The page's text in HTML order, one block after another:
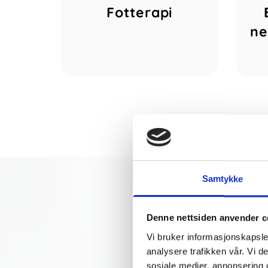
Samtykke
Denne nettsiden anvender
Vi bruker
analysere trafikken vår. Vi
sosiale medier,
Fotterapi